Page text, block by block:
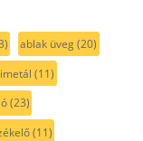
ablak üveg(20)
(11)
(23)
(11)